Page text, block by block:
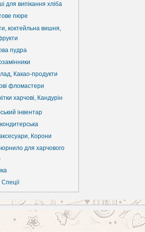
для випікання хліба
пюре
коктейльна вишня,
пудра
Какао-продукти
фломастери
харчові, Кандурін
інвентар
Корони
для харчового